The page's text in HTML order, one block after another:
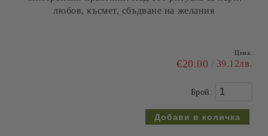
любов, късмет, сбъдване на желания
Цена:
€20.00 39.12лв.
Брой: